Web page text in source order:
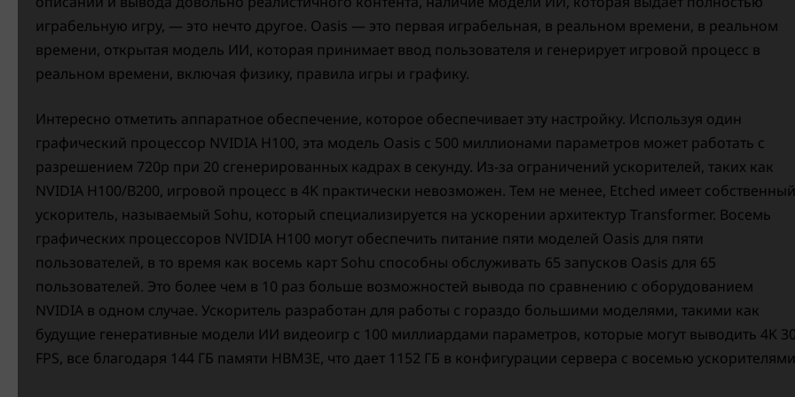
играбельную игру, — это нечто другое. Oasis — это первая играбельная, в реальном времени, в реальном
времени, открытая модель ИИ, которая принимает ввод пользователя и генерирует игровой процесс в
реальном времени, включая физику, правила игры и графику.
Интересно отметить аппаратное обеспечение, которое обеспечивает эту настройку. Используя один
графический процессор NVIDIA H100, эта модель Oasis с 500 миллионами параметров может работать с
разрешением 720p при 20 сгенерированных кадрах в секунду. Из-за ограничений ускорителей, таких как
NVIDIA H100/B200, игровой процесс в 4K практически невозможен. Тем не менее, Etched имеет собственный
ускоритель, называемый Sohu, который специализируется на ускорении архитектур Transformer. Восемь
графических процессоров NVIDIA H100 могут обеспечить питание пяти моделей Oasis для пяти
пользователей, в то время как восемь карт Sohu способны обслуживать 65 запусков Oasis для 65
пользователей. Это более чем в 10 раз больше возможностей вывода по сравнению с оборудованием
NVIDIA в одном случае. Ускоритель разработан для работы с гораздо большими моделями, такими как
будущие генеративные модели ИИ видеоигр с 100 миллиардами параметров, которые могут выводить 4K 30
FPS, все благодаря 144 ГБ памяти HBM3E, что дает 1152 ГБ в конфигурации сервера с восемью